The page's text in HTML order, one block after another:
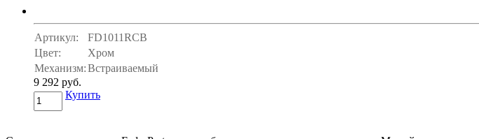
Артикул:
FD1011RCB
Цвет:
Хром
Механизм:Встраиваемый
9 292 руб.
Купить